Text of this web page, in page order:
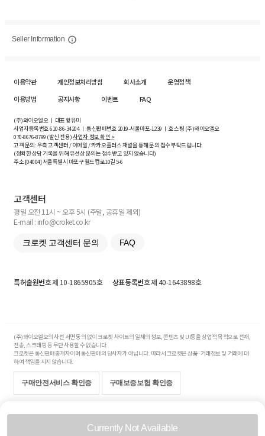
Currently Not Available
Seller Information
이용약관 개인정보처리방침 회사소개
운영정책
이용방법
공지사항 이벤트 FAQ
(주)와이오엘오 ㅣ 대표 황유미
사업자등록번호610-86-34204ㅣ 통신판매번호 2019-서울마포-1239 ㅣ 호스팅 (주)와이오엘오
070-8676-8799 (발신 전용)사업자 정보 확인 >
고객 문의: 우측 고객센터 / 이메일 / 카카오플러스 채널을 통해 문의 접수 부탁드립니다.
(정확한 상담 기록을 위해 유선상 문의는 접수받고 있지 않습니다)
주소 [04004] 서울특별시 마포구 월드컵로10길5-6
고객센터
평일 오전 11시 ~ 오후 5시 (주말, 공휴일 제외)
E-mail : info@croket.co.kr
크로켓 고객센터 문의 FAQ
특허출원번호제 10-1865905호 상표등록번호제 40-1643898호
(주)와이오엘오의 사전 서면 동의 없이 크로켓 사이트의 일체의 정보, 콘텐츠 및 UI등을 상업적 목적으로 전재,
전송, 스크래핑 등 무단 사용할 수 없습니다.
크로켓은 통신판매중개자이며 통신판매의 당사자가 아닙니다. 따라서 크로켓은 상품·거래정보 및 거래에 대
하여 책임을 지지 않습니다.
구매안전서비스 확인증 구매보증보험 확인증